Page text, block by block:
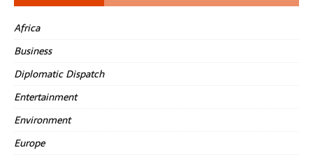
Africa
Business
Diplomatic Dispatch
Entertainment
Environment
Europe